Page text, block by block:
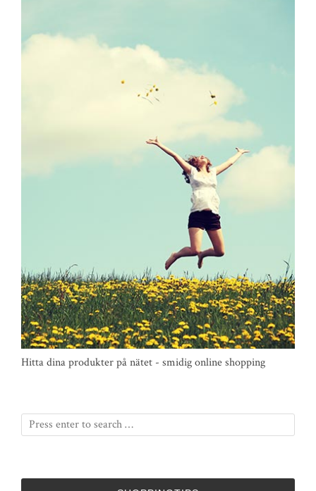
Hitta dina produkter på nätet - smidig online shopping